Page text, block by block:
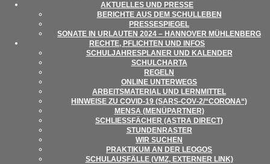
AKTU­EL­LES UND PRESSE
BERICHTE AUS DEM SCHULLEBEN
PRES­SE­SPIE­GEL
SONATE IN URLAU­TEN 2024 – HAN­NO­VER MÜHLENBERG
RECHTE, PFLICH­TEN UND INFOS
SCHUL­JAH­RES­PLA­NER UND KALENDER
SCHUL­CHARTA
REGELN
ONLINE UNTER­WEGS
ARBEITS­MA­TE­RIAL UND LERNMITTEL
HIN­WEISE ZU COVID-19 (SARS-COV‑2/“CORONA“)
MENSA (MENÜ­PART­NER)
SCHLIESS­FÄ­CHER (ASTRA DIRECT)
STUN­DEN­RAS­TER
WIR SUCHEN
PRAK­TI­KUM AN DER LEOGOS
SCHUL­AUS­FÄLLE (VMZ, EXTER­NER LINK)